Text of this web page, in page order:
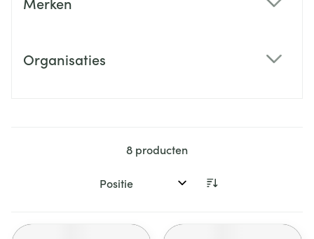
Organisaties
8 producten
Sorteer op: